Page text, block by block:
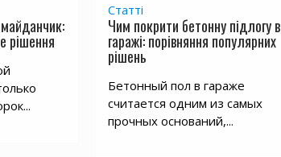
рішення
Статті
Чим покрити бетонну підлогу в
гаражі: порівняння популярних
рішень
Бетонный пол в гараже
считается одним из самых
прочных оснований,...